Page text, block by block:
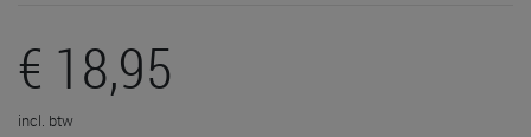
€ 18,95
incl. btw